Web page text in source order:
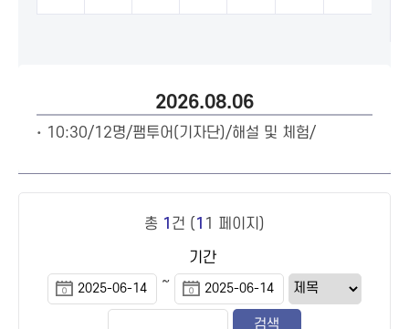
2026.08.06
10:30/12명/팸투어(기자단)/해설 및 체험/
총 1 건 ( 1 1 페이지)
기간
~